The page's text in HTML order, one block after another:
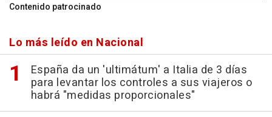
Contenido patrocinado
Lo más leído en Nacional
España da un 'ultimátum' a Italia de 3 días
para levantar los controles a sus viajeros o
habrá "medidas proporcionales"